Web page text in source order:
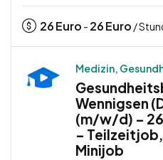
26Euro - 26Euro /
Medizin,
Wennigsen
(m/w/d) –
–
Minijob